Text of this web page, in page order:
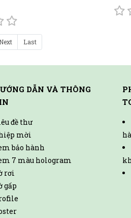
Next Last
DẪN VÀ THÔNG
đề thư
mời
bảo hành
7 màu hologram
rơi
gấp